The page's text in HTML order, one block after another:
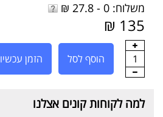
משלוח: 0 - 27.8 ₪
135 ₪
1 הוסף לסל הזמן עכשיו
למה לקוחות קונים אצלנו